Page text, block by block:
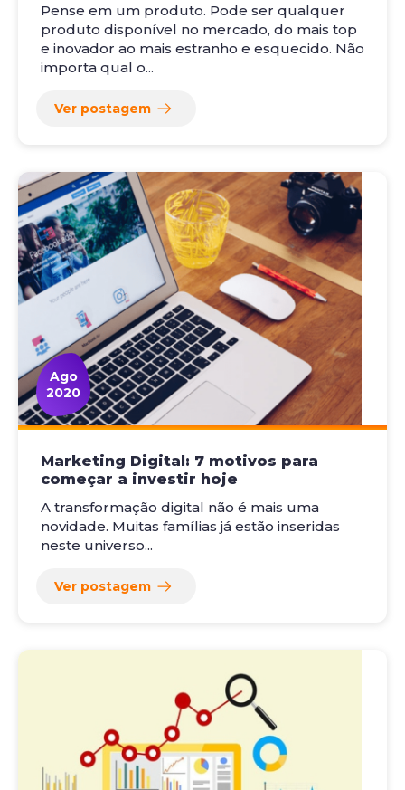
Pense em um produto. Pode ser qualquer
produto disponível no mercado, do mais top
e inovador ao mais estranho e esquecido. Não
importa qual o...
Ver postagem
Ago
2020
Marketing Digital: 7 motivos para
começar a investir hoje
A transformação digital não é mais uma
novidade. Muitas famílias já estão inseridas
neste universo...
Ver postagem